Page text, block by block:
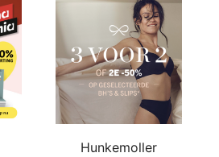
Hunkemoller